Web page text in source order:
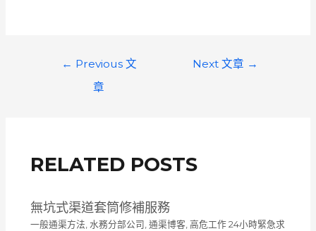
← Previous 文
章
Next 文章 →
RELATED POSTS
無坑式渠道套筒修補服務
一般通渠方法, 水務分部公司 , 通渠博客, 高危工作 24小時緊急求